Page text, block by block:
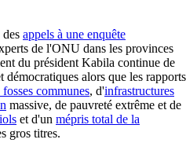
des appels à une enquête
de l'ONU dans les provinces
du président Kabila continue de
démocratiques alors que les rapports
communes, d'infrastructures
massive, de pauvreté extrême et de
et d'un mépris total de la
gros titres.